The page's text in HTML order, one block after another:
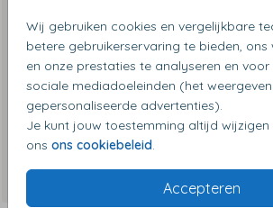
Wij gebruiken cookies en vergelijkbare
betere gebruikerservaring te bieden, ons
en onze prestaties te analyseren en
sociale mediadoeleinden (het
gepersonaliseerde advertenties).
Je kunt jouw toestemming altijd wijzigen
ons ons cookiebeleid
Accepteren